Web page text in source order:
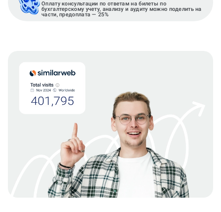
Оплату консультации по ответам на билеты по
бухгалтерскому учету, анализу и аудиту можно поделить на
части, предоплата — 25%